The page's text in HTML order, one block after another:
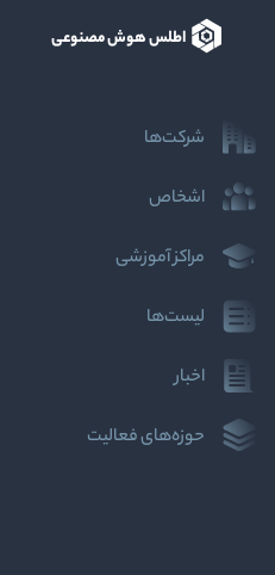
اطلس هوش مصنوعی
شرکت‌ها
اشخاص
مراکز آموزشی
لیست‌ها
اخبار
حوزه‌های فعالیت